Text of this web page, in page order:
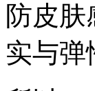
防皮
实与弹